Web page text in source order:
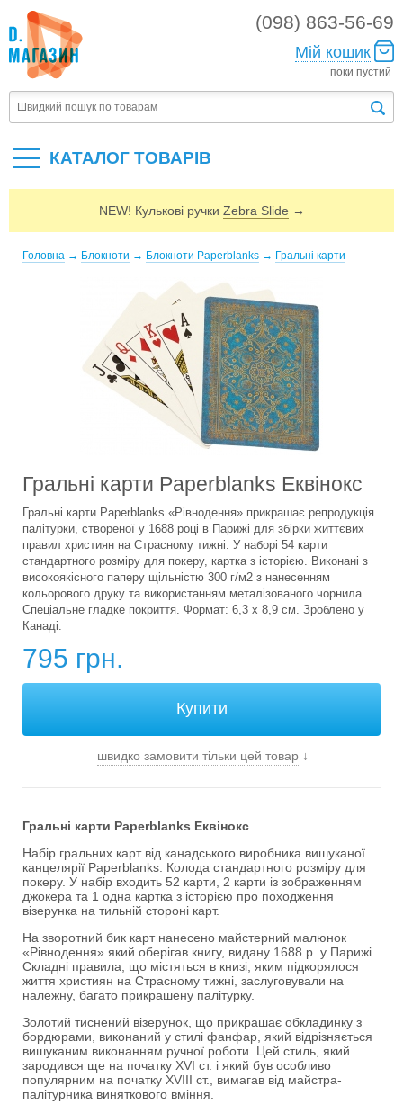
(098) 863-56-69
Мій кошик
поки пустий
КАТАЛОГ ТОВАРIВ
NEW! Кулькові ручки Zebra Slide →
Головна → Блокноти → Блокноти Paperblanks → Гральні карти
Гральні карти Paperblanks Еквінокс
Гральні карти Paperblanks «Рівнодення» прикрашає репродукція
палітурки, створеної у 1688 році в Парижі для збірки життєвих
правил християн на Страсному тижні. У наборі 54 карти
стандартного розміру для покеру, картка з історією. Виконані з
високоякісного паперу щільністю 300 г/м2 з нанесенням
кольорового друку та використанням металізованого чорнила.
Спеціальне гладке покриття. Формат: 6,3 х 8,9 см. Зроблено у
Канаді.
795 грн.
швидко замовити тільки цей товар↓
Гральні карти Paperblanks Еквінокс
Набір гральних карт від канадського виробника вишуканої
канцелярії Paperblanks. Колода стандартного розміру для
покеру. У набір входить 52 карти, 2 карти із зображенням
джокера та 1 одна картка з історією про походження
візерунка на тильній стороні карт.
На зворотний бик карт нанесено майстерний малюнок
«Рівнодення» який оберігав книгу, видану 1688 р. у Парижі.
Складні правила, що містяться в книзі, яким підкорялося
життя християн на Страсному тижні, заслуговували на
належну, багато прикрашену палітурку.
Золотий тиснений візерунок, що прикрашає обкладинку з
бордюрами, виконаний у стилі фанфар, який відрізняється
вишуканим виконанням ручної роботи. Цей стиль, який
зародився ще на початку XVI ст. і який був особливо
популярним на початку XVIII ст., вимагав від майстра-
палітурника виняткового вміння.